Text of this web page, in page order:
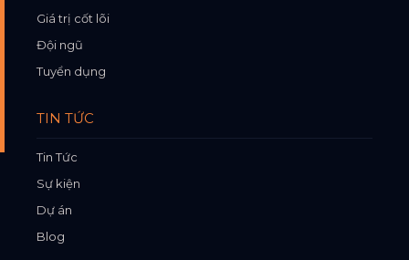
Giá trị cốt lõi
Đội ngũ
Tuyển dụng
TIN TỨC
Tin Tức
Sự kiện
Dự án
Blog